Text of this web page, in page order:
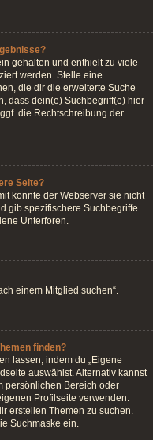
gehalten und enthielt zu viele
werden. Stelle eine
die dir die erweiterte Suche
dass dein(e) Suchbegriff(e) hier
die Rechtschreibung der
Seite?
konnte der Webserver sie nicht
gib spezifischere Suchbegriffe
Unterforen.
einem Mitglied suchen“.
finden?
lassen, indem du „Eigene
auswählst. Alternativ kannst
persönlichen Bereich oder
Profilseite verwenden.
erstellen Themen zu suchen.
Suchmaske ein.